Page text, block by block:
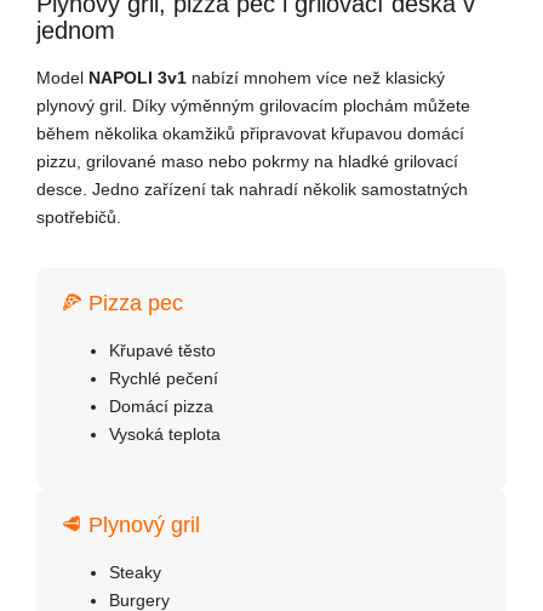
jednom
Model NAPOLI 3v1 nabízí mnohem více než klasický
plynový gril. Díky výměnným grilovacím plochám můžete
během několika okamžiků připravovat křupavou domácí
pizzu, grilované maso nebo pokrmy na hladké grilovací
desce. Jedno zařízení tak nahradí několik samostatných
spotřebičů.
🍕 Pizza pec
Křupavé těsto
Rychlé pečení
Domácí pizza
Vysoká teplota
🥩 Plynový gril
Steaky
Burgery